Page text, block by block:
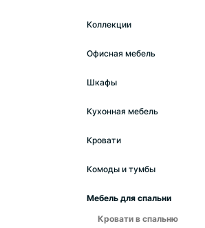
Коллекции
Офисная мебель
Шкафы
Двухверные
Трехдверные
Двухдверные
Шкафы-пеналы
Кухонная мебель
Кухня Эко
Кровати
Двуспальные кровати
Комоды и тумбы
Мебель для спальни
Кровати в спальню